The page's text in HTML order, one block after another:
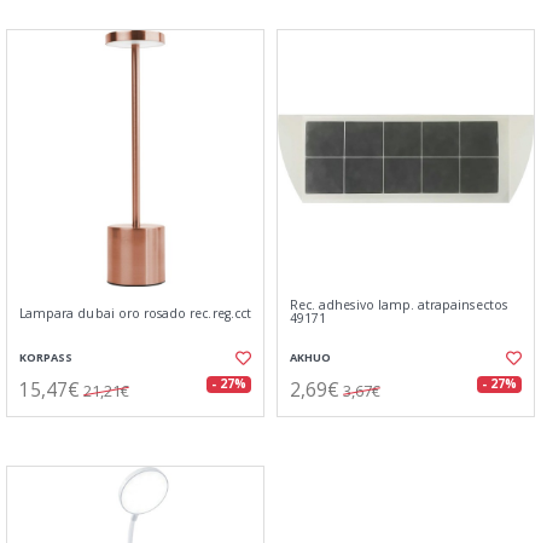
Lampara dubai oro rosado rec.reg.cct
KORPASS
15,47€ 21,21€ - 27%
Rec. adhesivo lamp. atrapainsectos
49171
AKHUO
2,69€ 3,67€ - 27%